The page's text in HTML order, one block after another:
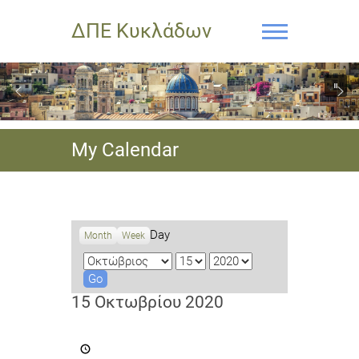
ΔΠΕ Κυκλάδων
My Calendar
Month Week Day
M
o
n
D
y
Y
a
15 Οκτωβρίου 2020
ημερομηνία